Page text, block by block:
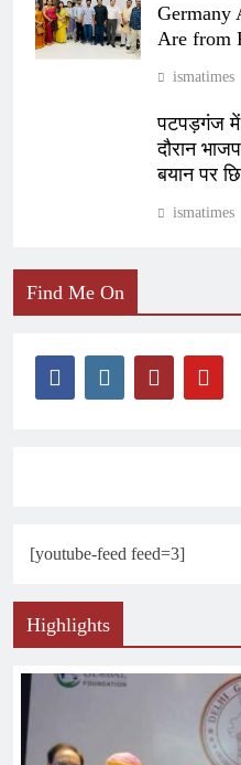
Germany
Are from
ismatimes
पटपड़गंज
दौरान
बयान पर
ismatimes
Find Me On
[youtube-feed feed=3]
Highlights